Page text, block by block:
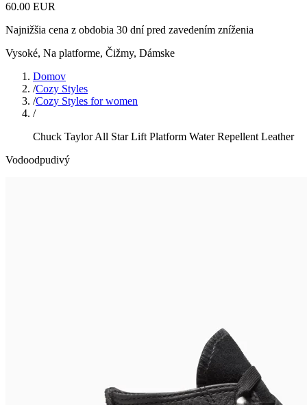
60.00 EUR
Najnižšia cena z obdobia 30 dní pred zavedením zníženia
Vysoké, Na platforme, Čižmy, Dámske
Domov
/Cozy Styles
/Cozy Styles for women
/
Chuck Taylor All Star Lift Platform Water Repellent Leather
Vodoodpudivý